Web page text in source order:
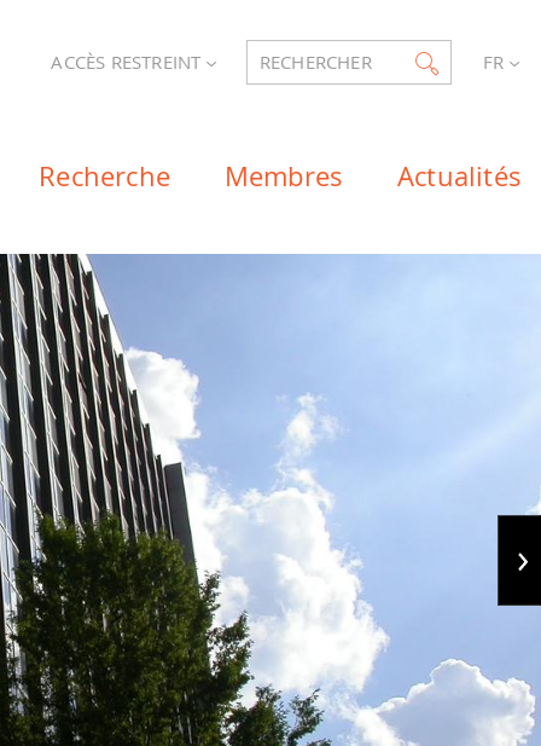
ACCÈS RESTREINT RECHERCHER FR
Recherche Membres Actualités